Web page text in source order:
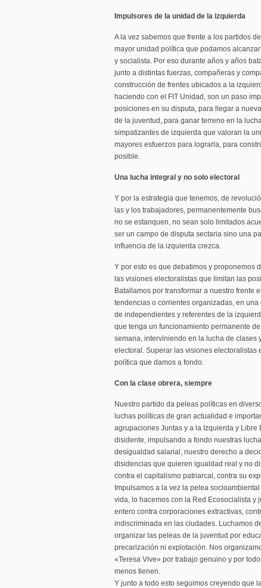
Impulsores de la unidad de la izquierda
A la vez sabemos que frente a los partidos
mayor unidad política que podamos
y socialista. Por eso durante años y años
junto a distintas fuerzas, compañeras y
construcción de frentes ubicados a la
haciendo con el FIT Unidad, son un paso
posiciones en su disputa, para llegar a
de la juventud, para ganar terreno en la
simpatizantes de izquierda que valoran la
mayores esfuerzos para lograrla, para
posible.
Una lucha integral y no solo electoral
Y por la estrategia que tenemos, de
las y los trabajadores, permanentemente
no se estanquen, no sean solo limitados
ser un campo de disputa sectaria sino una
influencia de la izquierda crezca.
Y por esto es que debatimos y proponemos
las visiones electoralistas que limitan las
Batallamos por transformar a nuestro frente
tendencias o corrientes organizadas, en
de independientes y referentes de la
que tenga un funcionamiento permanente
semana, interviniendo en la lucha de clases
electoral. Superar las visiones
política que damos a fondo.
Con la clase obrera, siempre
Nuestro partido da peleas políticas en
luchas políticas de gran actualidad e
agrupaciones Juntas y a la Izquierda y
disidente, impulsando a fondo nuestras
desigualdad salarial, nuestro derecho a
disidencias que quieren igualdad real y no
contra el capitalismo patriarcal, contra su
Impulsamos a la vez la pelea
vida, lo hacemos con la Red Ecosocialista y
entero contra corporaciones extractivas,
indiscriminada en las ciudades. Luchamos
organizar las peleas de la juventud por
precarización ni explotación. Nos
«Teresa Vive» por trabajo genuino y por
menos tienen.
Y junto a todo esto seguimos creyendo que